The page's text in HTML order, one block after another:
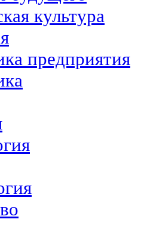
культура
предприятия